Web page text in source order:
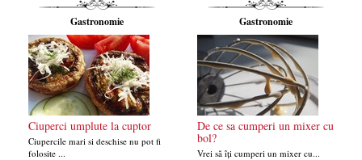
Gastronomie
Ciuperci umplute la cuptor
Ciupercile mari si deschise nu pot fi
folosite ...
Gastronomie
De ce sa cumperi un mixer cu
bol?
Vrei să îți cumperi un mixer cu...